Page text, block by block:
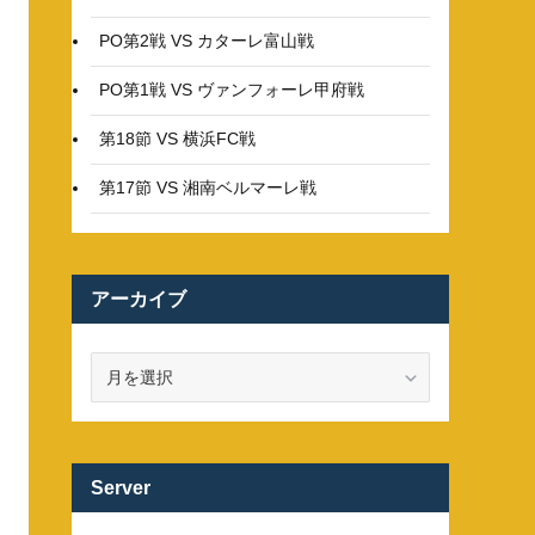
PO第2戦 VS カターレ富山戦
PO第1戦 VS ヴァンフォーレ甲府戦
第18節 VS 横浜FC戦
第17節 VS 湘南ベルマーレ戦
アーカイブ
ブ
Server